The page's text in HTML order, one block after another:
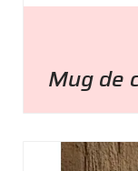
Mug de